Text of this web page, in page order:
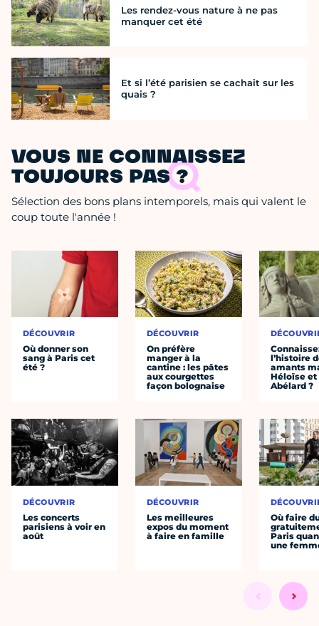
Les rendez-vous nature à ne pas
manquer cet été
Et si l’été parisien se cachait sur les
quais ?
VOUS NE CONNAISSEZ
TOUJOURS PAS ?
Sélection des bons plans intemporels, mais qui valent le
coup toute l'année !
DÉCOUVRIR
Où donner son
sang à Paris cet
été ?
DÉCOUVRIR
Les concerts
parisiens à voir en
août
DÉCOUVRIR
On préfère
manger à la
cantine : les pâtes
aux courgettes
façon bolognaise
DÉCOUVRIR
Les meilleures
expos du moment
à faire en famille
l’histoire
amants
Héloïse et
Abélard ?
Où faire
Paris
une